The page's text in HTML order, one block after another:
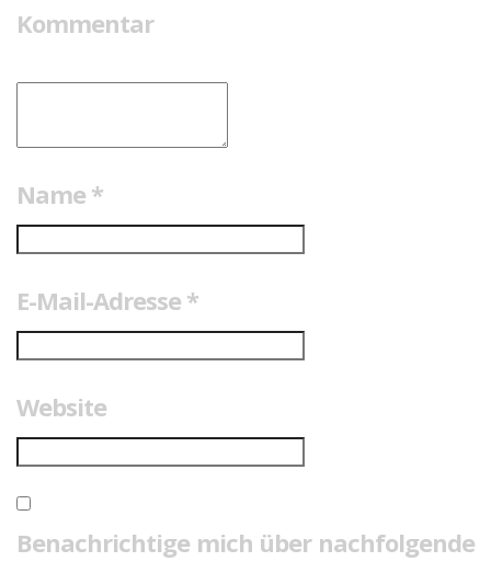
Kommentar
Name *
E-Mail-Adresse *
Website
Benachrichtige mich über nachfolgende